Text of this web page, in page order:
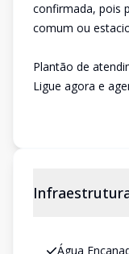
confirmada, pois
comum ou
Plantão de
Ligue agora e
Água